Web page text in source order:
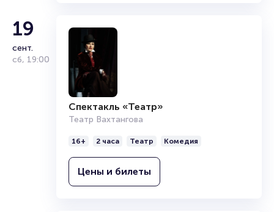
19
сент.
сб, 19:00
Спектакль «Театр»
Театр Вахтангова
16+ 2 часа Театр Комедия
Цены и билеты